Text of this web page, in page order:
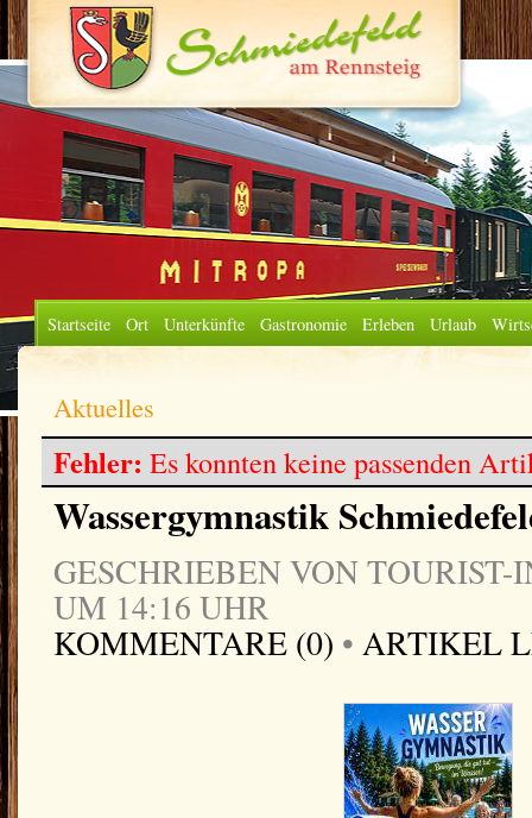
Startseite Ort Unterkünfte Gastronomie Erleben Urlaub
Aktuelles
Fehler: Es konnten keine passenden
Wassergymnastik
GESCHRIEBEN VON TOURIST-
UM 14:16 UHR
KOMMENTARE (0) • ARTIKEL